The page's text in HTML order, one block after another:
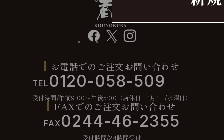
facebook instagram
お電話でのご注文お問い合わせ
TEL 0120-058-509
受付時間/午前9:00〜午後5:00（店休日：1月1日/水曜日）
FAXでのご注文お問い合わせ
FAX0244-46-2355
受付時間/24時間受付